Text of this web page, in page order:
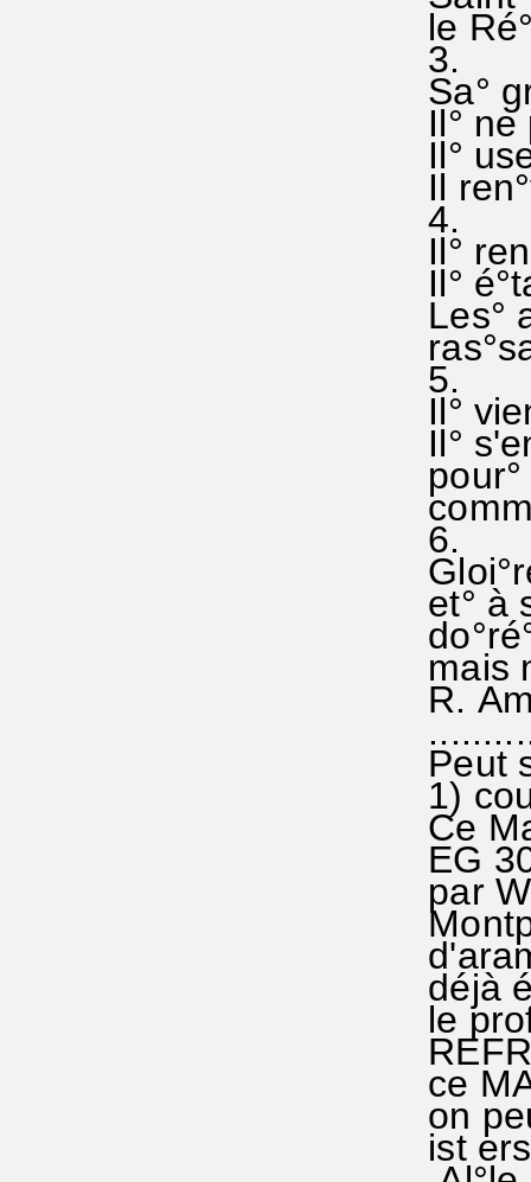
le
3.
Sa°
Il° ne
Il°
Il
4.
Il°
Il°
Les°
5.
Il°
Il°
6.
et° à
mais
R.
Peut
1)
Ce
EG
par
déjà
le
ce
on
ist